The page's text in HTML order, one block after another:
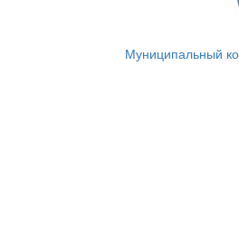
Муниципальный